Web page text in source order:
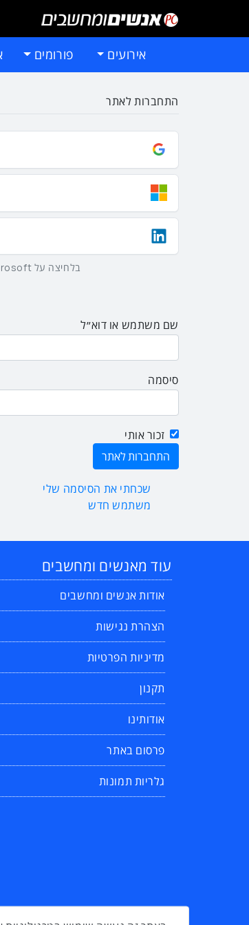
אירועים פורומים
התחברות לאתר
בלחיצה על Google, Microsoft וLinkedIn באמצעות הכפתורים שלמעלה אתם מסכימים ל
שם משתמש או דוא״ל
סיסמה
זכור אותי
שכחתי את הסיסמה שלי
משתמש חדש
עוד מאנשים ומחשבים
אודות אנשים ומחשבים
הצהרת נגישות
מדיניות הפרטיות
תקנון
אודותינו
פרסום באתר
גלריות תמונות